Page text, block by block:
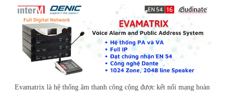
Evamatrix là hệ thống âm thanh công cộng được kết nối mạng hoàn